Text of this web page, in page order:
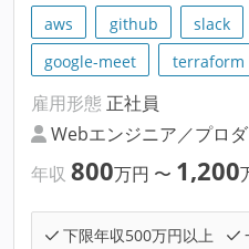
aws github slack
google-meet
terraform
雇用形態 正社員
Webエンジニア／プロ
年収 800万円 〜 1,200
下限年収500万円以上